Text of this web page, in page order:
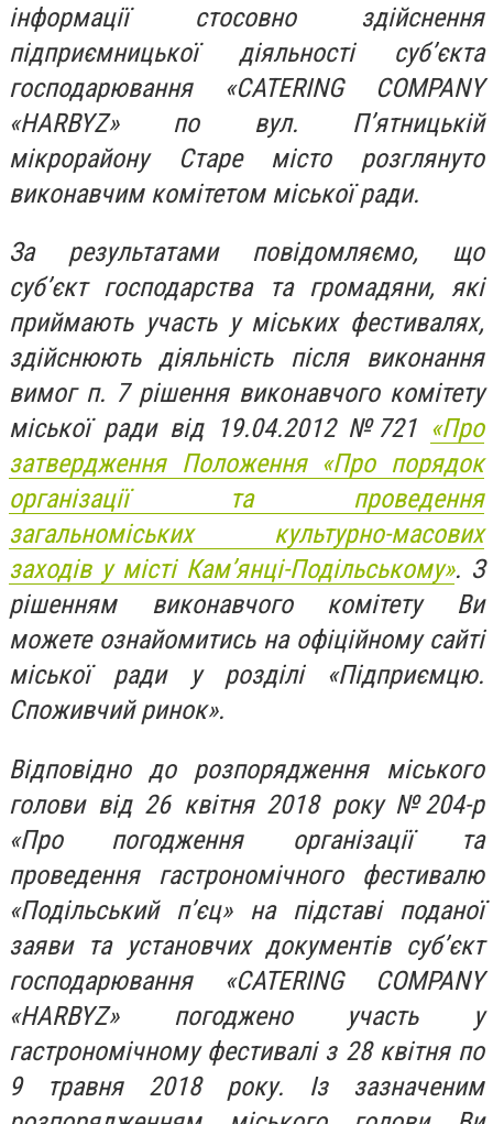
інформації стосовно здійснення
підприємницької діяльності суб’єкта
господарювання «CATERING COMPANY
«HARBYZ» по вул. П’ятницькій
мікрорайону Старе місто розглянуто
виконавчим комітетом міської ради.
За результатами повідомляємо, що
суб’єкт господарства та громадяни, які
приймають участь у міських фестивалях,
здійснюють діяльність після виконання
вимог п. 7 рішення виконавчого комітету
міської ради від 19.04.2012 №721 «Про
затвердження Положення «Про порядок
організації та проведення
загальноміських культурно-масових
заходів у місті Кам’янці-Подільському». З
рішенням виконавчого комітету Ви
можете ознайомитись на офіційному сайті
міської ради у розділі «Підприємцю.
Споживчий ринок».
Відповідно до розпорядження міського
голови від 26 квітня 2018 року №204-р
«Про погодження організації та
проведення гастрономічного фестивалю
«Подільський п’єц» на підставі поданої
заяви та установчих документів суб’єкт
господарювання «CATERING COMPANY
«HARBYZ» погоджено участь у
гастрономічному фестивалі з 28 квітня по
9 травня 2018 року. Із зазначеним